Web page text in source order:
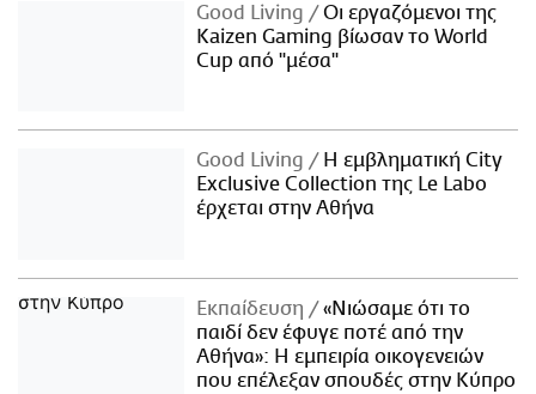
Good Living
Οι εργαζόμενοι της
Kaizen Gaming βίωσαν το World
Cup από "μέσα"
Good Living
Η εμβληματική City
Exclusive Collection της Le Labo
έρχεται στην Αθήνα
Εκπαίδευση
«Νιώσαμε ότι το
παιδί δεν έφυγε ποτέ από την
Αθήνα»: Η εμπειρία οικογενειών
που επέλεξαν σπουδές στην Κύπρο